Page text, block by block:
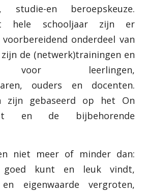
studie-en beroepskeuze.
hele schooljaar zijn er
onderdeel van
zijn de (netwerk)trainingen en
voor leerlingen,
ouders en docenten.
zijn gebaseerd op het On
en de bijbehorende
niet meer of minder dan:
kunt en leuk vindt,
eigenwaarde vergroten,